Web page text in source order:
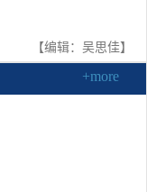
【编辑：吴思佳】
+more